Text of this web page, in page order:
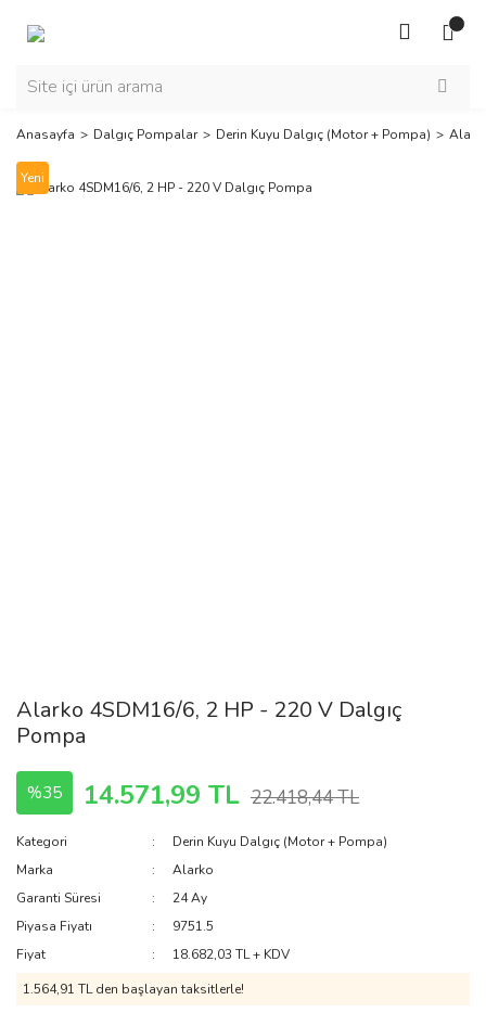
Anasayfa Dalgıç Pompalar Derin Kuyu Dalgıç (Motor + Pompa)
Yeni
Alarko 4SDM16/6, 2 HP - 220 V Dalgıç
Pompa
%35 14.571,99 TL 22.418,44 TL
Kategori
Derin Kuyu Dalgıç (Motor + Pompa)
Marka
Alarko
Garanti Süresi
24 Ay
Piyasa Fiyatı
9751.5
Fiyat
18.682,03 TL + KDV
1.564,91 TL den başlayan taksitlerle!